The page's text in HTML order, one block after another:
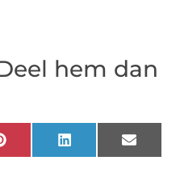
hem dan
PinterestLinkedIn Email